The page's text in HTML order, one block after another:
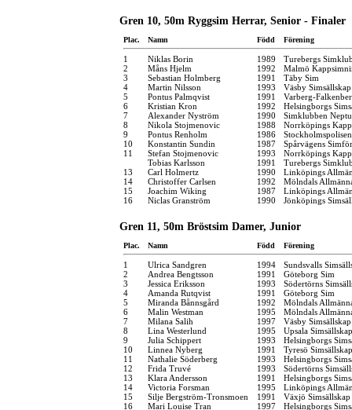
Gren 10, 50m Ryggsim Herrar, Senior - Finaler
Plac. Namn Född Förening
1 Niklas Borin 1989
Turebergs
2
Måns Hjelm 1992
Malmö
3
Sebastian Holmberg 1991
Täby Sim
4
Martin Nilsson 1993
Väsby Simsällskap
5
Pontus Palmqvist 1991
Varberg-
6
Kristian Kron 1992
Helsingborgs
7
Alexander Nyström 1990
Simklubben
8
Nikola Stojmenovic 1988
Norrköpings
9
Pontus Renholm 1986
10
Konstantin Sundin 1987
Spårvägens
11
Stefan Stojmenovic 1993
Norrköpings
Tobias Karlsson
1991
Turebergs
13
Carl Holmertz 1990
Linköpings
14
Christoffer Carlsen 1992
Mölndals
15
Joachim Wiking 1987
Linköpings
16
Niclas Granström 1990 Jönköpings
Gren 11, 50m Bröstsim Damer, Junior
Plac. Namn Född Förening
1 Ulrica Sandgren 1994
Sundsvalls
2
Andrea Bengtsson 1991
Göteborg Sim
3
Jessica Eriksson 1993
Södertörns
4
Amanda Rutqvist 1991
Göteborg Sim
5
Miranda Bånnsgård 1992
Mölndals
6
Malin Westman 1995
Mölndals
7
Milana Salih 1997
Väsby Simsällskap
8
Lina Westerlund 1995
Upsala Simsällskap
9
Julia Schippert 1993
Helsingborgs
10
Linnea Nyberg 1991
Tyresö Simsällskap
11
Nathalie Söderberg 1993
Helsingborgs
12
Frida Truvé 1993
Södertörns
13
Klara Andersson 1991
Helsingborgs
14
Victoria Forsman 1995
Linköpings
15
Silje Bergström-Tronsmoen 1991
Växjö Simsällskap
16
Mari Louise Tran 1997 Helsingborgs